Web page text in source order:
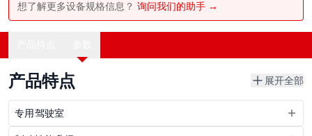
想了解更多设备规格信息？ 询问我们的助手 →
产品特点 展开全部
专用驾驶室